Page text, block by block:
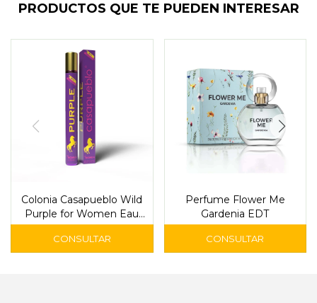
PRODUCTOS QUE TE PUEDEN INTERESAR
Colonia Casapueblo Wild
Purple for Women Eau
de Toilette 35 ml
Perfume Flower Me
Gardenia EDT